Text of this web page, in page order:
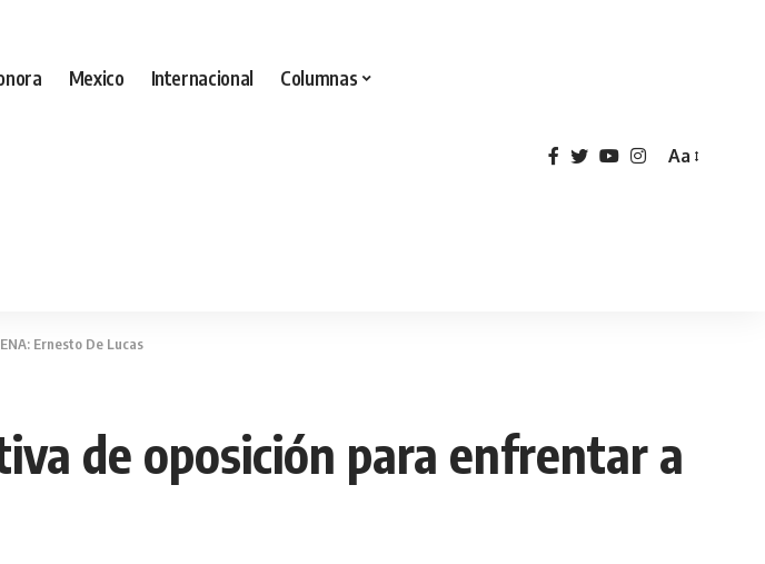
Mexico Internacional Columnas
Aa
Ernesto De Lucas
de oposición para enfrentar a